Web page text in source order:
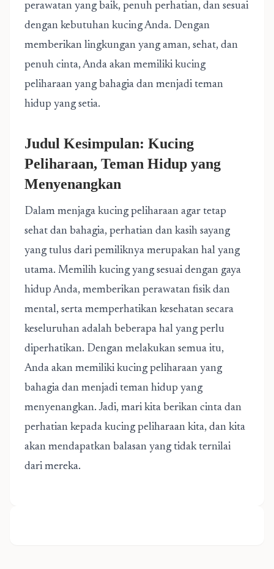
perawatan yang baik, penuh perhatian, dan sesuai
dengan kebutuhan kucing Anda. Dengan
memberikan lingkungan yang aman, sehat, dan
penuh cinta, Anda akan memiliki kucing
peliharaan yang bahagia dan menjadi teman
hidup yang setia.
Judul Kesimpulan: Kucing
Peliharaan, Teman Hidup yang
Menyenangkan
Dalam menjaga kucing peliharaan agar tetap
sehat dan bahagia, perhatian dan kasih sayang
yang tulus dari pemiliknya merupakan hal yang
utama. Memilih kucing yang sesuai dengan gaya
hidup Anda, memberikan perawatan fisik dan
mental, serta memperhatikan kesehatan secara
keseluruhan adalah beberapa hal yang perlu
diperhatikan. Dengan melakukan semua itu,
Anda akan memiliki kucing peliharaan yang
bahagia dan menjadi teman hidup yang
menyenangkan. Jadi, mari kita berikan cinta dan
perhatian kepada kucing peliharaan kita, dan kita
akan mendapatkan balasan yang tidak ternilai
dari mereka.